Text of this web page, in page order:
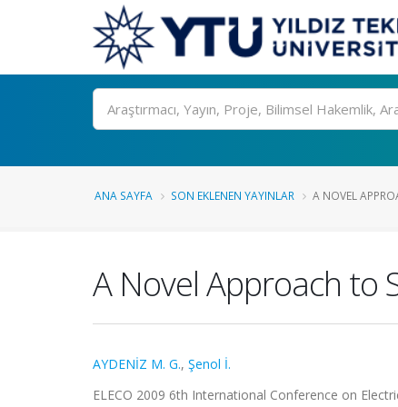
Ara
ANA SAYFA SON EKLENEN YAYINLAR A NOVEL
A Novel Approach to
AYDENİZ M. G., Şenol İ.
ELECO 2009 6th International Conference on